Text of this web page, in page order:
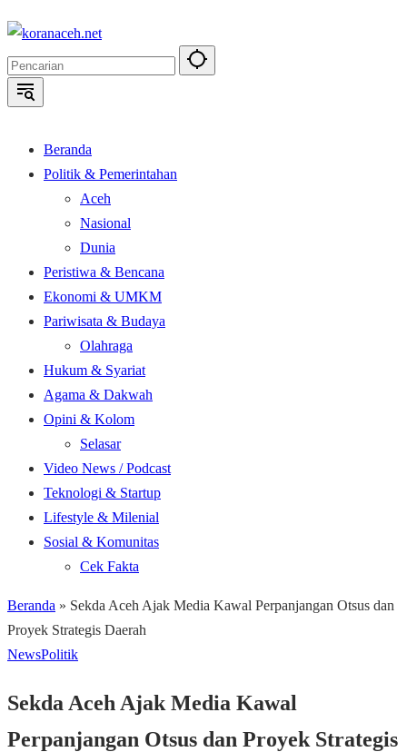
Langsung
konten
Beranda
Politik & Pemerintahan
Aceh
Nasional
Dunia
Peristiwa & Bencana
Ekonomi & UMKM
Pariwisata & Budaya
Olahraga
Hukum & Syariat
Agama & Dakwah
Opini & Kolom
Selasar
Video News / Podcast
Teknologi & Startup
Lifestyle & Milenial
Sosial & Komunitas
Cek Fakta
Beranda » Sekda Aceh Ajak Media Kawal Perpanjangan Otsus dan
Proyek Strategis Daerah
NewsPolitik
Sekda Aceh Ajak Media Kawal
Perpanjangan Otsus dan Proyek Strategis